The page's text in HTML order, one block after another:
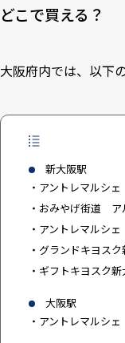
どこで買える？
大阪府内では、以下
新大阪駅
・アントレマルシェ
・おみやげ街道 ア
・アントレマルシ
・グランドキヨス
・ギフトキヨスク
大阪駅
・アントレマルシ